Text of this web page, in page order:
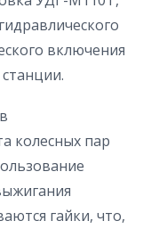
включения
колесных пар
гайки, что,